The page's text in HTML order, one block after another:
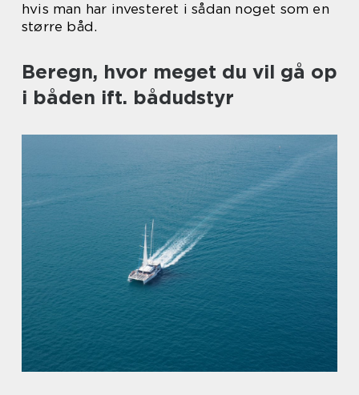
hvis man har investeret i sådan noget som en
større båd.
Beregn, hvor meget du vil gå op
i båden ift. bådudstyr